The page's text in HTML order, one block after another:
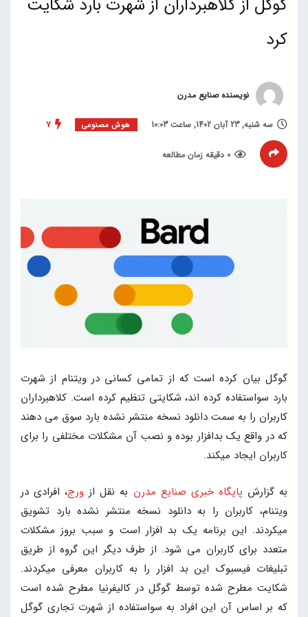
گوگل از کلاهبرداران از شهرت بارد شکایت
کرد
نویسنده صنایع مدرن
سه شنبه, 23 آبان 1402, ساعت 10:03 هوش مصنوعی 7
0 دقیقه زمان مطالعه
گوگل بیان کرده است که از تمامی کسانی در ویتنام از شهرت
بارد سواستفاده کرده اند، شکایتی تنظیم کرده است. کلاهبرداران
کاربران را به سمت دانلود نسخه منتشر نشده بارد سوق می دهند
که در واقع یک بدافزار بوده و نصب آن مشکلات مختلفی را برای
کاربران ایجاد میکند.
به گزارش پایگاه خبری صنایع مدرن به نقل از ورج، افرادی در
ویتنام، کاربران را به دانلود نسخه منتشر نشده بارد تشویق
میکردند. این برنامه یک بد افزار است و سبب بروز مشکلات
متعدد برای کاربران می شود. از طرف دیگر این گروه از طریق
تبلیغات فیسبوک این بد افزار را به کاربران معرفی میکردند.
شکایت مطرح شده توسط گوگل در کالیفرنیا مطرح شده است
که بر اساس آن این افراد به سواستفاده از شهرت تجاری گوگل